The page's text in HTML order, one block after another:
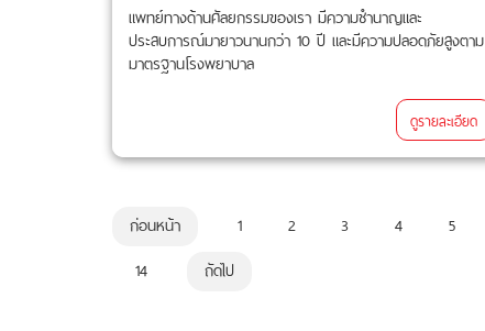
แพทย์ทางด้านศัลยกรรมของเรา มีความชำนาญและ
ประสบการณ์มายาวนานกว่า 10 ปี และมีความปลอดภัยสูงตาม
มาตรฐานโรงพยาบาล
ดูรายละเอียด
ก่อนหน้า 1 2 3 4 5
14
ถัดไป